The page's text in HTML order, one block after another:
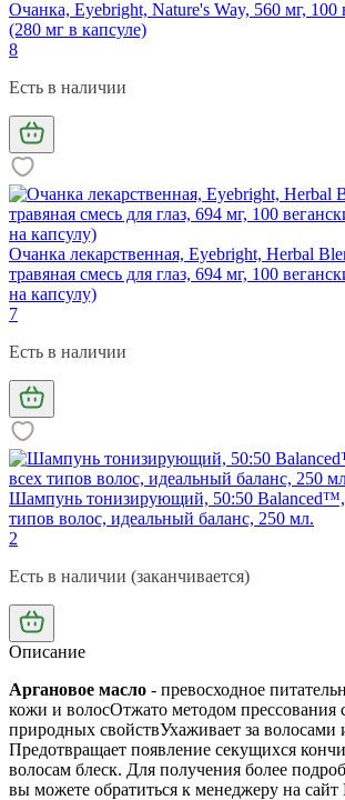
Очанка, Eyebright, Nature's Way, 560 мг, 100
(280 мг в капсуле)
8
Есть в наличии
Очанка лекарственная, Eyebright, Herbal
травяная смесь для глаз, 694 мг, 100
на капсулу)
7
Есть в наличии
Шампунь тонизирующий, 50:50 Balanced™,
типов волос, идеальный баланс, 250 мл.
2
Есть в наличии (заканчивается)
Описание
Аргановое масло - превосходное
кожи и волосОтжато методом прессования
природных свойствУхаживает за волосами
Предотвращает появление секущихся
волосам блеск. Для получения более
вы можете обратиться к менеджеру на сайт